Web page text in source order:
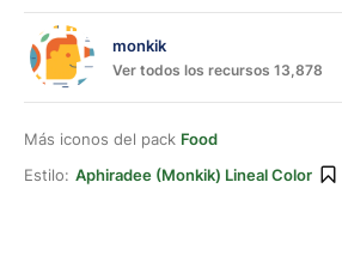
monkik
Ver todos los recursos 13,878
Más iconos del pack Food
Estilo: Aphiradee (monkik) Lineal Color